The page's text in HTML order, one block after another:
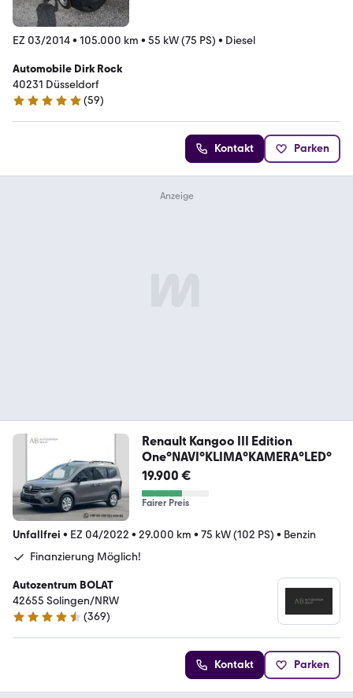
EZ 03/2014• 105.000 km • 55 kW (75 PS) • Diesel
Automobile Dirk Rock
40231 Düsseldorf
4.8 Sterne
(59)
Kontakt Parken
Renault Kangoo III Edition
One°NAVI°KLIMA°KAMERA°LED°
19.900 €
Fairer Preis
Unfallfrei • EZ 04/2022 • 29.000 km • 75 kW (102 PS) • Benzin
Finanzierung Möglich!
Autozentrum BOLAT
42655 Solingen/NRW
4.7 Sterne
(369)
Kontakt Parken